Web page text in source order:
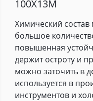
100Х13М
Химический
большое
повышенная
держит остроту и
можно заточить в
используется в
инструментов и